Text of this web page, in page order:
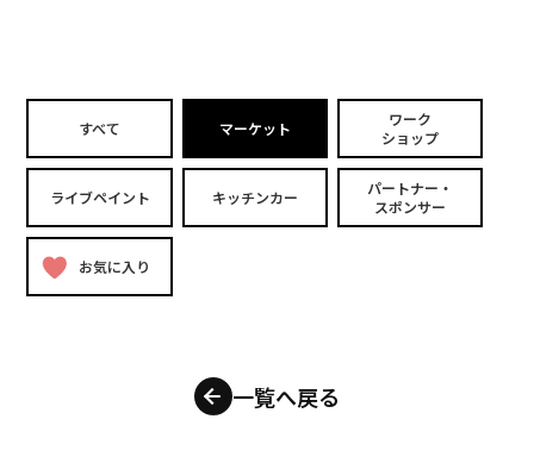
すべて マーケット
ワーク
ショップ
ライブペイント キッチンカー
パートナー・
スポンサー
お気に入り
一覧へ戻る